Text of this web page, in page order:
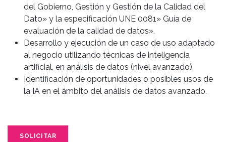
del Gobierno, Gestión y Gestión de la Calidad del
Dato» y la especificación UNE 0081» Guía de
evaluación de la calidad de datos».
Desarrollo y ejecución de un caso de uso adaptado
al negocio utilizando técnicas de inteligencia
artificial, en análisis de datos (nivel avanzado).
Identificación de oportunidades o posibles usos de
la IA en el ámbito del análisis de datos avanzado.
SOLICITAR